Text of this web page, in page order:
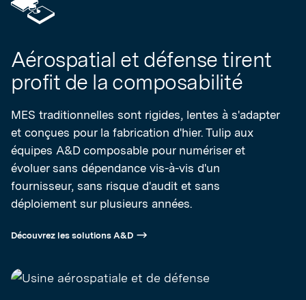
Aérospatial et défense tirent
profit de la composabilité
MES traditionnelles sont rigides, lentes à s'adapter
et conçues pour la fabrication d'hier. Tulip aux
équipes A&D composable pour numériser et
évoluer sans dépendance vis-à-vis d'un
fournisseur, sans risque d'audit et sans
déploiement sur plusieurs années.
Découvrez les solutions A&D